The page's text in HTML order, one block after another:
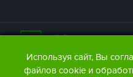
Сайт может
© 2016 – 2026 ООО
Используя сайт, Вы
файлов cookie и